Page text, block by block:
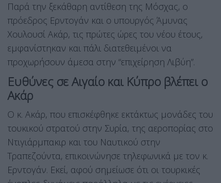
Παρά την ξεκάθαρη αντίθεση της Μόσχας, ο
πρόεδρος Ερντογάν και ο υπουργός Άμυνας
Χουλουσί Ακάρ, τις πρώτες ώρες του νέου έτους,
εμφανίστηκαν και πάλι διατεθειμένοι να
προχωρήσουν άμεσα στην “επιχείρηση Λιβύη”.
Ευθύνες σε Αιγαίο και Κύπρο βλέπει ο
Ακάρ
Ο κ. Ακάρ, που επισκέφθηκε εκτάκτως μονάδες του
τουκικού στρατού στην Συρία, της αεροπορίας στο
Ντιγιάρμπακιρ και του Ναυτικού στην
Τραπεζούντα, επικοινώνησε τηλεφωνικά με τον κ.
Ερντογάν. Εκεί, αφού σημείωσε ότι οι τουρκικές